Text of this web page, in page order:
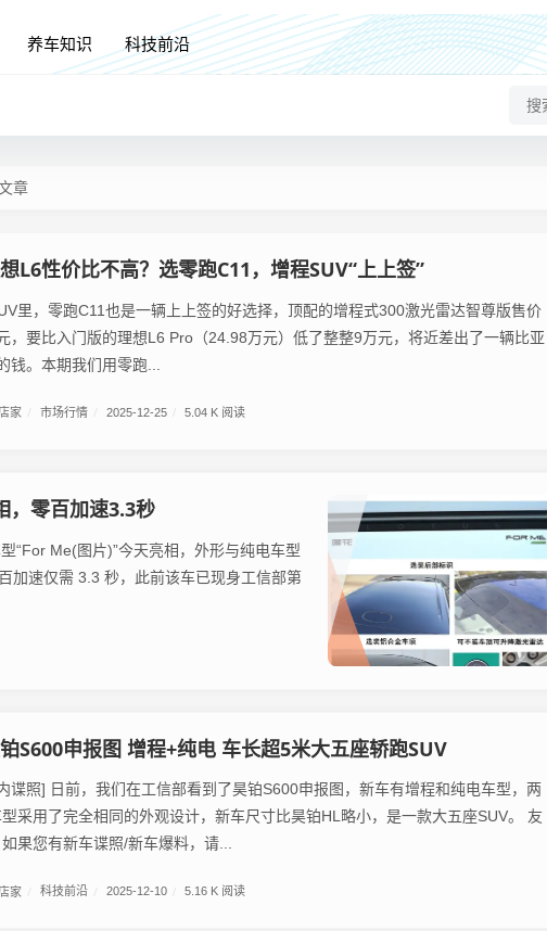
养车知识 科技前沿
章
L6性价比不高？选零跑C11，增程SUV“上上签”
里，零跑C11也是一辆上上签的好选择，顶配的增程式300激光雷达智尊版售价
，要比入门版的理想L6 Pro（24.98万元）低了整整9万元，将近差出了一辆比亚
钱。本期我们用零跑...
家 市场行情 2025-12-25 5.04 K 阅读
，零百加速3.3秒
“For Me(图片)”今天亮相，外形与纯电车型
加速仅需 3.3 秒，此前该车已现身工信部第
S600申报图 增程+纯电 车长超5米大五座轿跑SUV
谍照] 日前，我们在工信部看到了昊铂S600申报图，新车有增程和纯电车型，两
采用了完全相同的外观设计，新车尺寸比昊铂HL略小，是一款大五座SUV。 友
果您有新车谍照/新车爆料，请...
家 科技前沿 2025-12-10 5.16 K 阅读